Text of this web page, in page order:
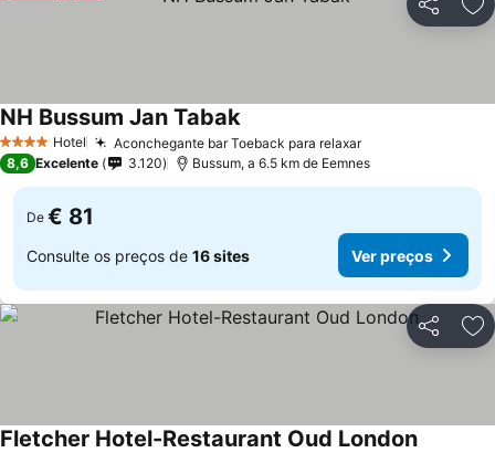
Partilhar
4 EstrelasHotel Aconchegante bar Toeback para relaxar
NH Bussum Jan Tabak
8,6 Excelente 3.120 Bussum, a 6.5 km de Eemnes
De € 81
Consulte os preços de 16 sites Ver preços
Partilhar
Fletcher Hotel-Restaurant Oud London